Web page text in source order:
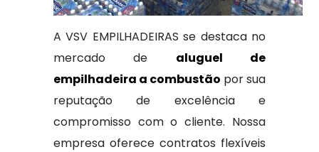
A VSV EMPILHADEIRAS se destaca no
mercado de aluguel de
empilhadeira a combustão por sua
reputação de excelência e
compromisso com o cliente. Nossa
empresa oferece contratos flexíveis